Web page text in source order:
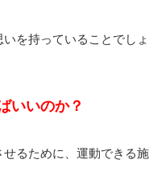
を持っていることでしょ
いいのか？
るために、運動できる